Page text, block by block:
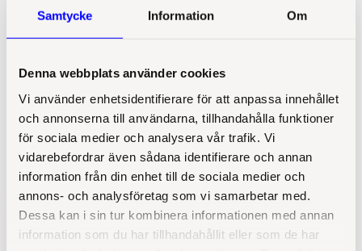
Samtycke Information Om
Denna webbplats använder cookies
Vi använder enhetsidentifierare för att anpassa innehållet
och annonserna till användarna, tillhandahålla funktioner
för sociala medier och analysera vår trafik. Vi
vidarebefordrar även sådana identifierare och annan
information från din enhet till de sociala medier och
annons- och analysföretag som vi samarbetar med.
Dessa kan i sin tur kombinera informationen med annan
information som du har tillhandahållit eller som de har
4. Kommunicera i tid
I de flesta avtal krävs att force majeure åberopas skriftligen.
Det är viktigt att tydligt informera motparten om orsaken till
hindret och, vid behov, löpande uppdatera om situationens
utveckling.
Att åberopa force majeure utan tillräcklig grund kan få
göra en annan bedömning, vilket i värsta fall kan leda till